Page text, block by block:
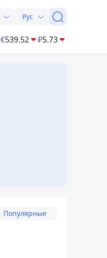
Рус
€539.52 ₽5.73
Популярные